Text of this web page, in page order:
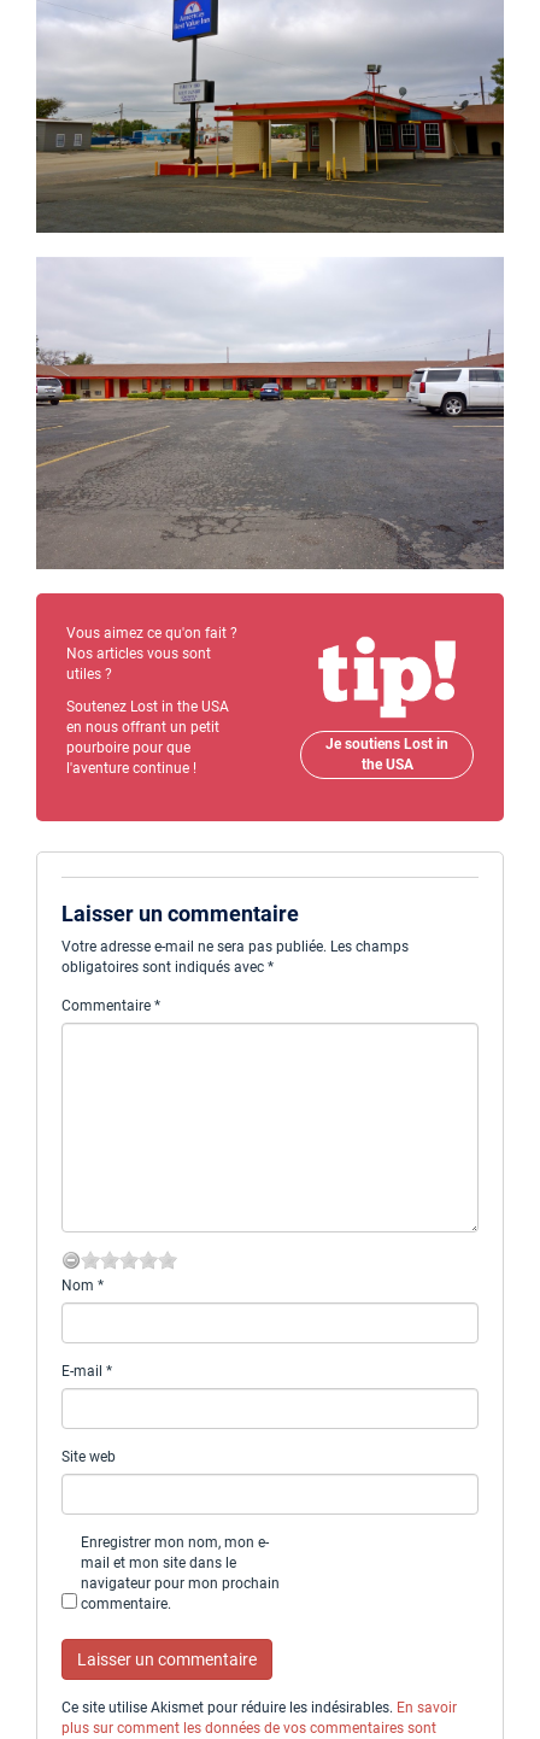
Vous aimez ce qu'on fait ?
Nos articles vous sont
utiles ?
Soutenez Lost in the USA
en nous offrant un petit
pourboire pour que
l'aventure continue !
Je soutiens Lost in
the USA
Laisser un commentaire
Votre adresse e-mail ne sera pas publiée. Les champs
obligatoires sont indiqués avec *
Commentaire *
Nom *
E-mail *
Site web
Enregistrer mon nom, mon e-
mail et mon site dans le
navigateur pour mon prochain
commentaire.
Ce site utilise Akismet pour réduire les indésirables. En savoir
plus sur comment les données de vos commentaires sont